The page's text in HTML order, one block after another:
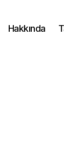
Hakkında